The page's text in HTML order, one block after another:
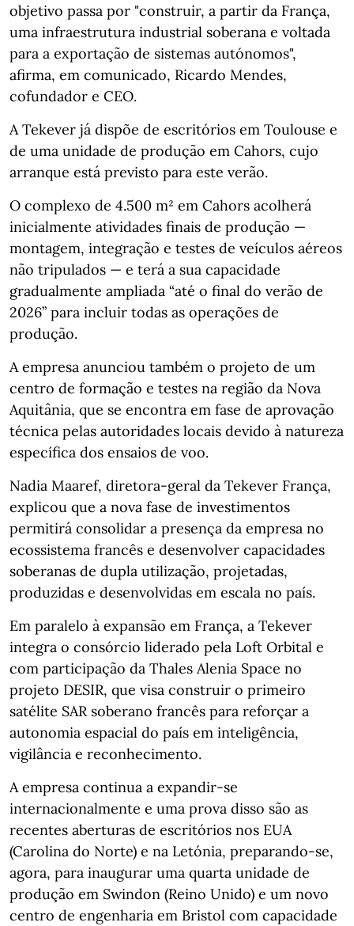
objetivo passa por "construir, a partir da França,
uma infraestrutura industrial soberana e voltada
para a exportação de sistemas autónomos",
afirma, em comunicado, Ricardo Mendes,
cofundador e CEO.
A Tekever já dispõe de escritórios em Toulouse e
de uma unidade de produção em Cahors, cujo
arranque está previsto para este verão.
O complexo de 4.500 m² em Cahors acolherá
inicialmente atividades finais de produção —
montagem, integração e testes de veículos aéreos
não tripulados — e terá a sua capacidade
gradualmente ampliada “até o final do verão de
2026” para incluir todas as operações de
produção.
A empresa anunciou também o projeto de um
centro de formação e testes na região da Nova
Aquitânia, que se encontra em fase de aprovação
técnica pelas autoridades locais devido à natureza
específica dos ensaios de voo.
Nadia Maaref, diretora‑geral da Tekever França,
explicou que a nova fase de investimentos
permitirá consolidar a presença da empresa no
ecossistema francês e desenvolver capacidades
soberanas de dupla utilização, projetadas,
produzidas e desenvolvidas em escala no país.
Em paralelo à expansão em França, a Tekever
integra o consórcio liderado pela Loft Orbital e
com participação da Thales Alenia Space no
projeto DESIR, que visa construir o primeiro
satélite SAR soberano francês para reforçar a
autonomia espacial do país em inteligência,
vigilância e reconhecimento.
A empresa continua a expandir‑se
internacionalmente e uma prova disso são as
recentes aberturas de escritórios nos EUA
(Carolina do Norte) e na Letónia, preparando-se,
agora, para inaugurar uma quarta unidade de
produção em Swindon (Reino Unido) e um novo
centro de engenharia em Bristol com capacidade